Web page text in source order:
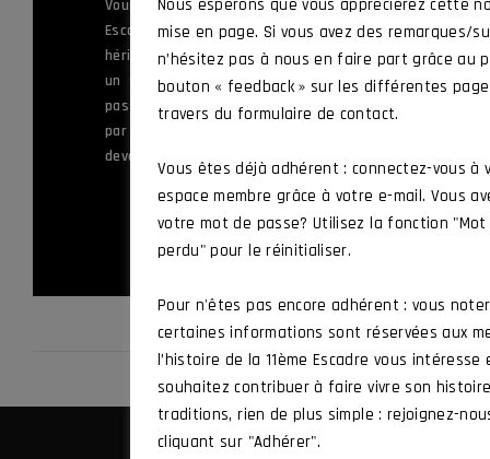
Vous servez ou avez appartenu à la 11
Escadre de Chasse, ou à l’une des unités
héritières de ses traditions, ou vous êtes
un sympathisant souhaitant mettre sa
passion au service des valeurs défendues
par l’Amicale et vous souhaitez en
devenir membre.
ADHÉRER
Nous espérons que vous apprécierez cette
mise en page. Si vous avez des remarques/
n’hésitez pas à nous en faire part grâce au
bouton « feedback » sur les différentes
travers du formulaire de contact.
Vous êtes déjà adhérent : connectez-vous à
espace membre grâce à votre e-mail. Vous
votre mot de passe? Utilisez la fonction
perdu" pour le réinitialiser.
Pour n'êtes pas encore adhérent : vous
certaines informations sont réservées aux
l’histoire de la 11ème Escadre vous intéresse
souhaitez contribuer à faire vivre son
traditions, rien de plus simple : rejoignez-
cliquant sur "Adhérer".